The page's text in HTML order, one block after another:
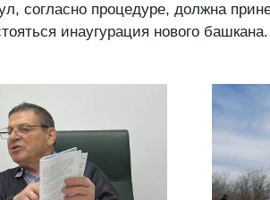
согласно процедуре, должна
инаугурация нового башкана.